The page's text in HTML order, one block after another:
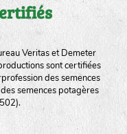
Veritas et Demeter
sont certifiées
des semences
semences potagères